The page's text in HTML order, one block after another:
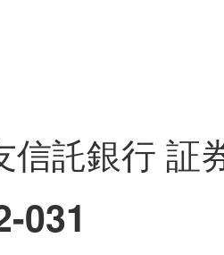
信託銀行 証
031